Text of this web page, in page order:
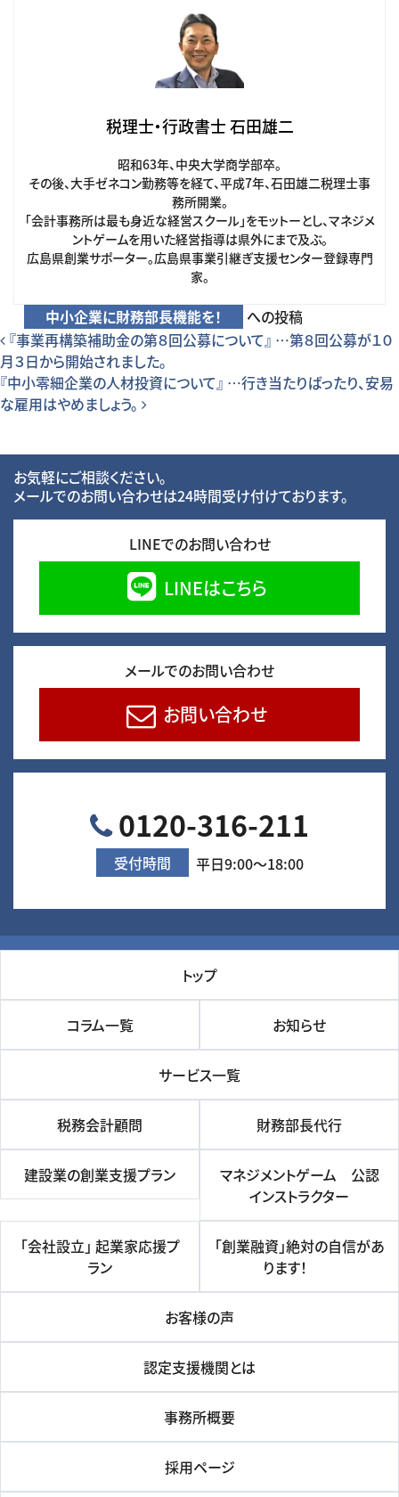
税理士・行政書士 石田雄二
昭和63年、中央大学商学部卒。
その後、大手ゼネコン勤務等を経て、平成7年、石田雄二税理士事
務所開業。
「会計事務所は最も身近な経営スクール」をモットーとし、マネジメ
ントゲームを用いた経営指導は県外にまで及ぶ。
広島県創業サポーター。広島県事業引継ぎ支援センター登録専門
家。
中小企業に財務部長機能を！ への投稿
投稿ナビゲーション
『事業再構築補助金の第８回公募について』 …第８回公募が１０
月３日から開始されました。
『中小零細企業の人材投資について』 …行き当たりばったり、安易
な雇用はやめましょう。
お気軽にご相談ください。
メールでのお問い合わせは24時間受け付けております。
LINEでのお問い合わせ
LINEはこちら
メールでのお問い合わせ
お問い合わせ
0120-316-211
受付時間 平日9:00～18:00
トップ
コラム一覧 お知らせ
サービス一覧
税務会計顧問 財務部長代行
建設業の創業支援プラン
マネジメントゲーム 公認
インストラクター
「会社設立」 起業家応援プ
ラン
「創業融資」絶対の自信があ
ります！
お客様の声
認定支援機関とは
事務所概要
採用ページ